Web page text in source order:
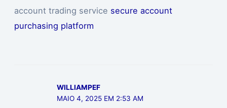
account trading service secure account
purchasing platform
WILLIAMPEF
MAIO 4, 2025 EM 2:53 AM